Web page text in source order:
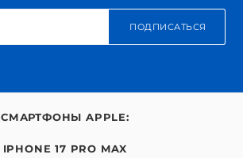
ПОДПИСАТЬСЯ
СМАРТФОНЫ APPLE:
IPHONE 17 PRO MAX